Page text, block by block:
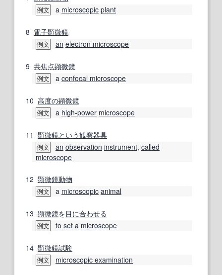
例文 a microscopic plant
8 電子顕微鏡
例文 an electron microscope
9 共焦点顕微鏡
例文 a confocal microscope
10 高度の顕微鏡
例文 a high-power microscope
11 顕微鏡という観察器具
例文 an observation instrument, called
microscope
12 顕微鏡動物
例文 a microscopic animal
13 顕微鏡を目に合わせる
例文 to set a microscope
14 顕微鏡試験
例文 microscopic examination